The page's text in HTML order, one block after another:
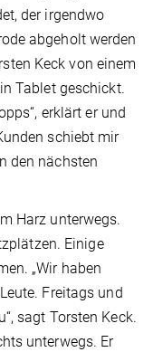
der irgendwo
abgeholt werden
Keck von einem
Tablet geschickt.
erklärt er und
schiebt mir
den nächsten
Harz unterwegs.
Einige
„Wir haben
Freitags und
sagt Torsten Keck.
unterwegs. Er